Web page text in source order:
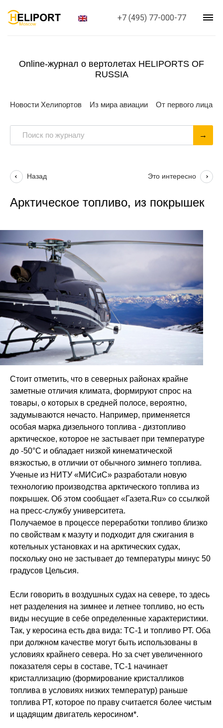
+7 (495) 77-000-77
Online-журнал о вертолетах HELIPORTS OF
RUSSIA
Новости Хелипортов Из мира авиации От первого лица
Назад Это интересно
Арктическое топливо, из покрышек
Стоит отметить, что в северных районах крайне
заметные отличия климата, формируют спрос на
товары, о которых в средней полосе, вероятно,
задумываются нечасто. Например, применяется
особая марка дизельного топлива - дизтопливо
арктическое, которое не застывает при температуре
до -50°С и обладает низкой кинематической
вязкостью, в отличии от обычного зимнего топлива.
Ученые из НИТУ «МИСиС» разработали новую
технологию производства арктического топлива из
покрышек. Об этом сообщает «Газета.Ru» со ссылкой
на пресс-службу университета.
Получаемое в процессе переработки топливо близко
по свойствам к мазуту и подходит для сжигания в
котельных установках и на арктических судах,
поскольку оно не застывает до температуры минус 50
градусов Цельсия.
Если говорить в воздушных судах на севере, то здесь
нет разделения на зимнее и летнее топливо, но есть
виды несущие в себе определенные характеристики.
Так, у керосина есть два вида: ТС-1 и топливо РТ. Оба
при должном качестве могут быть использованы в
условиях крайнего севера. Но за счет увеличенного
показателя серы в составе, ТС-1 начинает
кристаллизацию (формирование кристалликов
топлива в условиях низких температур) раньше
топлива РТ, которое по праву считается более чистым
и щадящим двигатель керосином*.